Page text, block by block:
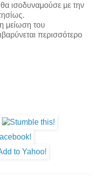
ισοδυναμούσε με την
μείωση του
περισσότερο